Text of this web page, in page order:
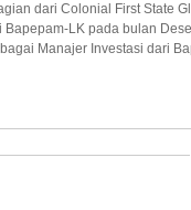
dari Colonial First State
LK pada bulan
Manajer Investasi dari